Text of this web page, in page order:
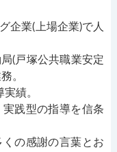
企業(上場企業)で人
(戸塚公共職業安定
。
績。
践型の指導を信条
の感謝の言葉とお